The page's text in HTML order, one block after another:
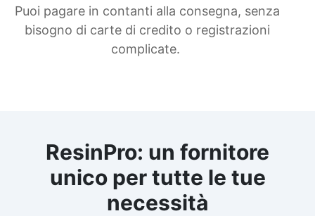
Puoi pagare in contanti alla consegna, senza
bisogno di carte di credito o registrazioni
complicate.
ResinPro: un fornitore
unico per tutte le tue
necessità